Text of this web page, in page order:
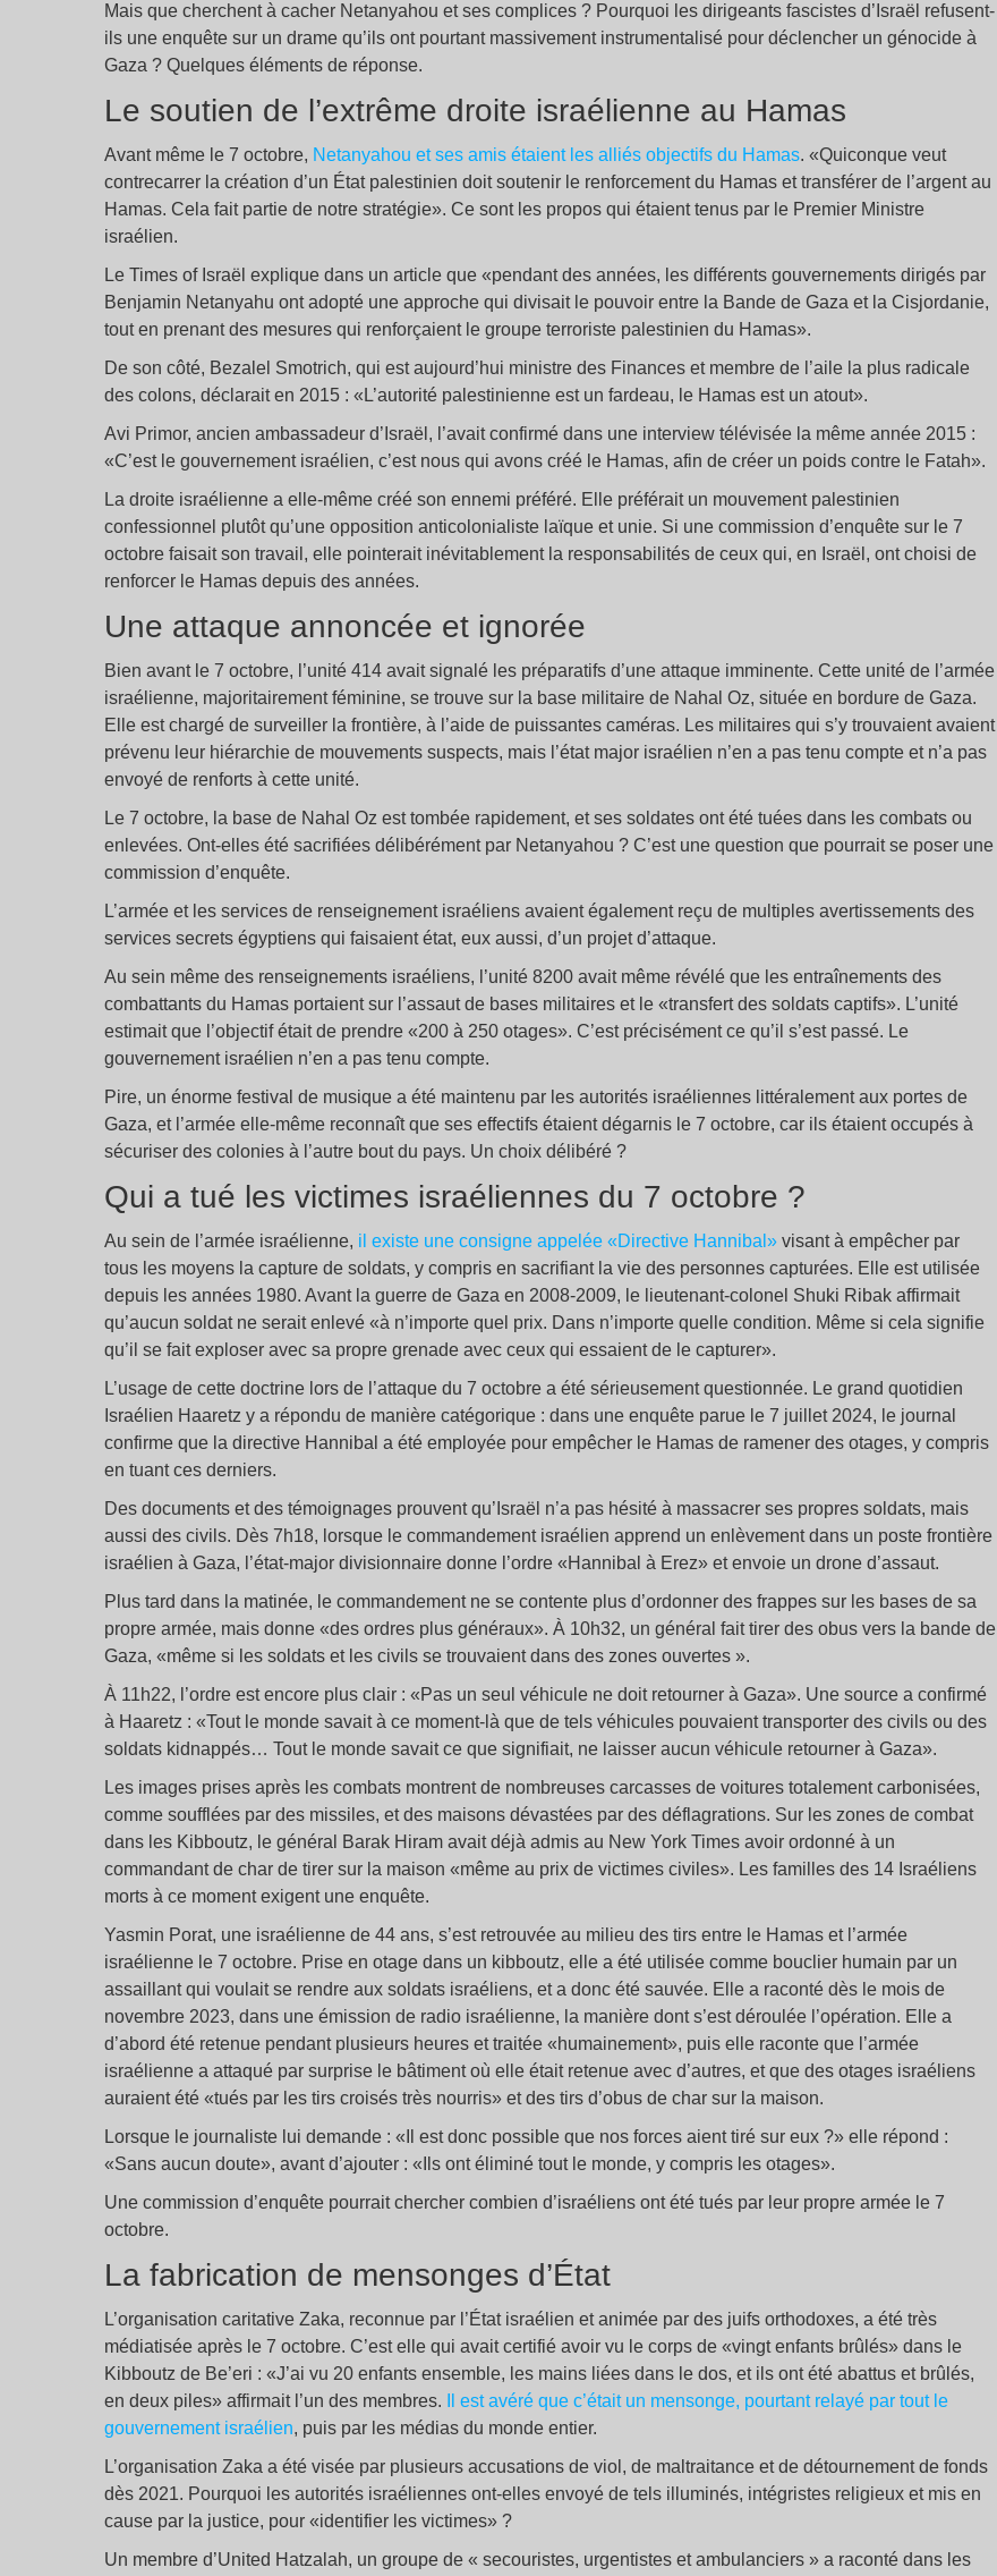
Mais que cherchent à cacher Netanyahou et ses complices ? Pourquoi les dirigeants fascistes d’Israël refusent-
ils une enquête sur un drame qu’ils ont pourtant massivement instrumentalisé pour déclencher un génocide à
Gaza ? Quelques éléments de réponse.
Le soutien de l’extrême droite israélienne au Hamas
Avant même le 7 octobre, Netanyahou et ses amis étaient les alliés objectifs du Hamas. «Quiconque veut
contrecarrer la création d’un État palestinien doit soutenir le renforcement du Hamas et transférer de l’argent au
Hamas. Cela fait partie de notre stratégie». Ce sont les propos qui étaient tenus par le Premier Ministre
israélien.
Le Times of Israël explique dans un article que «pendant des années, les différents gouvernements dirigés par
Benjamin Netanyahu ont adopté une approche qui divisait le pouvoir entre la Bande de Gaza et la Cisjordanie,
tout en prenant des mesures qui renforçaient le groupe terroriste palestinien du Hamas».
De son côté, Bezalel Smotrich, qui est aujourd’hui ministre des Finances et membre de l’aile la plus radicale
des colons, déclarait en 2015 : «L’autorité palestinienne est un fardeau, le Hamas est un atout».
Avi Primor, ancien ambassadeur d’Israël, l’avait confirmé dans une interview télévisée la même année 2015 :
«C’est le gouvernement israélien, c’est nous qui avons créé le Hamas, afin de créer un poids contre le Fatah».
La droite israélienne a elle-même créé son ennemi préféré. Elle préférait un mouvement palestinien
confessionnel plutôt qu’une opposition anticolonialiste laïque et unie. Si une commission d’enquête sur le 7
octobre faisait son travail, elle pointerait inévitablement la responsabilités de ceux qui, en Israël, ont choisi de
renforcer le Hamas depuis des années.
Une attaque annoncée et ignorée
Bien avant le 7 octobre, l’unité 414 avait signalé les préparatifs d’une attaque imminente. Cette unité de l’armée
israélienne, majoritairement féminine, se trouve sur la base militaire de Nahal Oz, située en bordure de Gaza.
Elle est chargé de surveiller la frontière, à l’aide de puissantes caméras. Les militaires qui s’y trouvaient avaient
prévenu leur hiérarchie de mouvements suspects, mais l’état major israélien n’en a pas tenu compte et n’a pas
envoyé de renforts à cette unité.
Le 7 octobre, la base de Nahal Oz est tombée rapidement, et ses soldates ont été tuées dans les combats ou
enlevées. Ont-elles été sacrifiées délibérément par Netanyahou ? C’est une question que pourrait se poser une
commission d’enquête.
L’armée et les services de renseignement israéliens avaient également reçu de multiples avertissements des
services secrets égyptiens qui faisaient état, eux aussi, d’un projet d’attaque.
Au sein même des renseignements israéliens, l’unité 8200 avait même révélé que les entraînements des
combattants du Hamas portaient sur l’assaut de bases militaires et le «transfert des soldats captifs». L’unité
estimait que l’objectif était de prendre «200 à 250 otages». C’est précisément ce qu’il s’est passé. Le
gouvernement israélien n’en a pas tenu compte.
Pire, un énorme festival de musique a été maintenu par les autorités israéliennes littéralement aux portes de
Gaza, et l’armée elle-même reconnaît que ses effectifs étaient dégarnis le 7 octobre, car ils étaient occupés à
sécuriser des colonies à l’autre bout du pays. Un choix délibéré ?
Qui a tué les victimes israéliennes du 7 octobre ?
Au sein de l’armée israélienne, il existe une consigne appelée «Directive Hannibal» visant à empêcher par
tous les moyens la capture de soldats, y compris en sacrifiant la vie des personnes capturées. Elle est utilisée
depuis les années 1980. Avant la guerre de Gaza en 2008-2009, le lieutenant-colonel Shuki Ribak affirmait
qu’aucun soldat ne serait enlevé «à n’importe quel prix. Dans n’importe quelle condition. Même si cela signifie
qu’il se fait exploser avec sa propre grenade avec ceux qui essaient de le capturer».
L’usage de cette doctrine lors de l’attaque du 7 octobre a été sérieusement questionnée. Le grand quotidien
Israélien Haaretz y a répondu de manière catégorique : dans une enquête parue le 7 juillet 2024, le journal
confirme que la directive Hannibal a été employée pour empêcher le Hamas de ramener des otages, y compris
en tuant ces derniers.
Des documents et des témoignages prouvent qu’Israël n’a pas hésité à massacrer ses propres soldats, mais
aussi des civils. Dès 7h18, lorsque le commandement israélien apprend un enlèvement dans un poste frontière
israélien à Gaza, l’état-major divisionnaire donne l’ordre «Hannibal à Erez» et envoie un drone d’assaut.
Plus tard dans la matinée, le commandement ne se contente plus d’ordonner des frappes sur les bases de sa
propre armée, mais donne «des ordres plus généraux». À 10h32, un général fait tirer des obus vers la bande de
Gaza, «même si les soldats et les civils se trouvaient dans des zones ouvertes ».
À 11h22, l’ordre est encore plus clair : «Pas un seul véhicule ne doit retourner à Gaza». Une source a confirmé
à Haaretz : «Tout le monde savait à ce moment-là que de tels véhicules pouvaient transporter des civils ou des
soldats kidnappés… Tout le monde savait ce que signifiait, ne laisser aucun véhicule retourner à Gaza».
Les images prises après les combats montrent de nombreuses carcasses de voitures totalement carbonisées,
comme soufflées par des missiles, et des maisons dévastées par des déflagrations. Sur les zones de combat
dans les Kibboutz, le général Barak Hiram avait déjà admis au New York Times avoir ordonné à un
commandant de char de tirer sur la maison «même au prix de victimes civiles». Les familles des 14 Israéliens
morts à ce moment exigent une enquête.
Yasmin Porat, une israélienne de 44 ans, s’est retrouvée au milieu des tirs entre le Hamas et l’armée
israélienne le 7 octobre. Prise en otage dans un kibboutz, elle a été utilisée comme bouclier humain par un
assaillant qui voulait se rendre aux soldats israéliens, et a donc été sauvée. Elle a raconté dès le mois de
novembre 2023, dans une émission de radio israélienne, la manière dont s’est déroulée l’opération. Elle a
d’abord été retenue pendant plusieurs heures et traitée «humainement», puis elle raconte que l’armée
israélienne a attaqué par surprise le bâtiment où elle était retenue avec d’autres, et que des otages israéliens
auraient été «tués par les tirs croisés très nourris» et des tirs d’obus de char sur la maison.
Lorsque le journaliste lui demande : «Il est donc possible que nos forces aient tiré sur eux ?» elle répond :
«Sans aucun doute», avant d’ajouter : «Ils ont éliminé tout le monde, y compris les otages».
Une commission d’enquête pourrait chercher combien d’israéliens ont été tués par leur propre armée le 7
octobre.
La fabrication de mensonges d’État
L’organisation caritative Zaka, reconnue par l’État israélien et animée par des juifs orthodoxes, a été très
médiatisée après le 7 octobre. C’est elle qui avait certifié avoir vu le corps de «vingt enfants brûlés» dans le
Kibboutz de Be’eri : «J’ai vu 20 enfants ensemble, les mains liées dans le dos, et ils ont été abattus et brûlés,
en deux piles» affirmait l’un des membres.
Il est avéré que c’était un mensonge, pourtant relayé par tout le
gouvernement israélien, puis par les médias du monde entier.
L’organisation Zaka a été visée par plusieurs accusations de viol, de maltraitance et de détournement de fonds
dès 2021. Pourquoi les autorités israéliennes ont-elles envoyé de tels illuminés, intégristes religieux et mis en
cause par la justice, pour «identifier les victimes» ?
Un membre d’United Hatzalah, un groupe de « secouristes, urgentistes et ambulanciers » a raconté dans les